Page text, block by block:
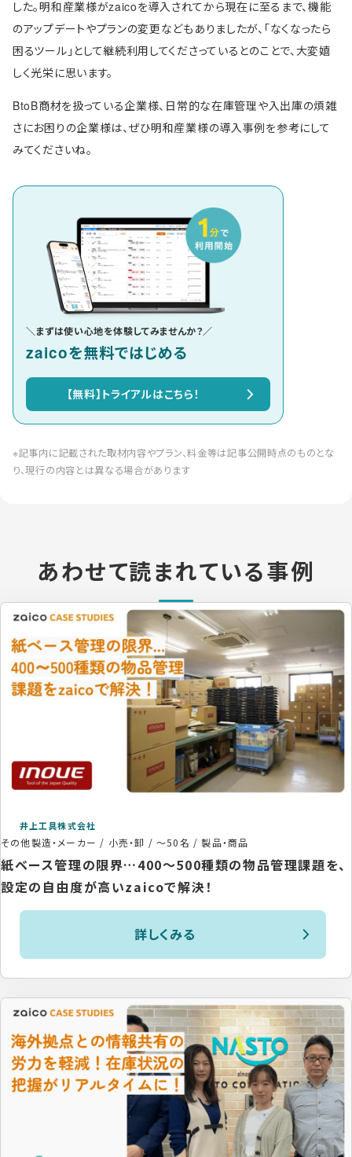
した。明和産業様がzaicoを導入されてから現在に至るまで、機能
のアップデートやプランの変更などもありましたが、「なくなったら
困るツール」として継続利用してくださっているとのことで、大変嬉
しく光栄に思います。
BtoB商材を扱っている企業様、日常的な在庫管理や入出庫の煩雑
さにお困りの企業様は、ぜひ明和産業様の導入事例を参考にして
みてくださいね。
＼まずは使い心地を体験してみませんか？／
zaicoを無料ではじめる
【無料】トライアルはこちら！
※記事内に記載された取材内容やプラン、料金等は記事公開時点のものとな
り、現行の内容とは異なる場合があります
あわせて読まれている事例
井上工具株式会社
その他製造・メーカー / 小売・卸 /～50名/製品・商品
紙ベース管理の限界…400～500種類の物品管理課題を、
設定の自由度が高いzaicoで解決！
詳しくみる